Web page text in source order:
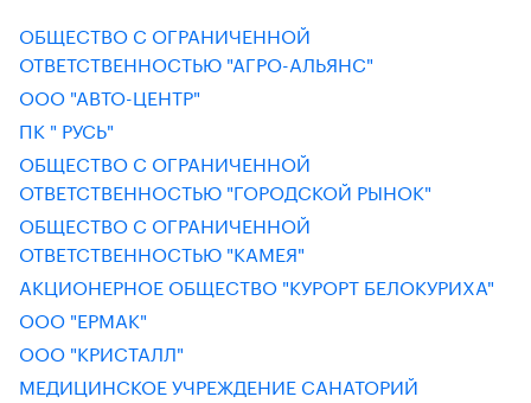
ОБЩЕСТВО С ОГРАНИЧЕННОЙ
ОТВЕТСТВЕННОСТЬЮ "АГРО-АЛЬЯНС"
ООО "АВТО-ЦЕНТР"
ПК " РУСЬ"
ОБЩЕСТВО С ОГРАНИЧЕННОЙ
ОТВЕТСТВЕННОСТЬЮ "ГОРОДСКОЙ РЫНОК"
ОБЩЕСТВО С ОГРАНИЧЕННОЙ
ОТВЕТСТВЕННОСТЬЮ "КАМЕЯ"
АКЦИОНЕРНОЕ ОБЩЕСТВО "КУРОРТ БЕЛОКУРИХА"
ООО "ЕРМАК"
ООО "КРИСТАЛЛ"
МЕДИЦИНСКОЕ УЧРЕЖДЕНИЕ САНАТОРИЙ